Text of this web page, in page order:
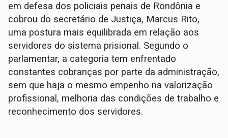
em defesa dos policiais penais de Rondônia e
cobrou do secretário de Justiça, Marcus Rito,
uma postura mais equilibrada em relação aos
servidores do sistema prisional. Segundo o
parlamentar, a categoria tem enfrentado
constantes cobranças por parte da administração,
sem que haja o mesmo empenho na valorização
profissional, melhoria das condições de trabalho e
reconhecimento dos servidores.